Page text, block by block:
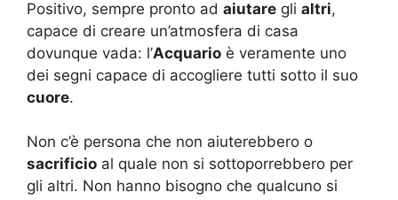
Positivo, sempre pronto ad aiutare gli altri,
capace di creare un’atmosfera di casa
dovunque vada: l’Acquario è veramente uno
dei segni capace di accogliere tutti sotto il suo
cuore.
Non c’è persona che non aiuterebbero o
sacrificio al quale non si sottoporrebbero per
gli altri. Non hanno bisogno che qualcuno si